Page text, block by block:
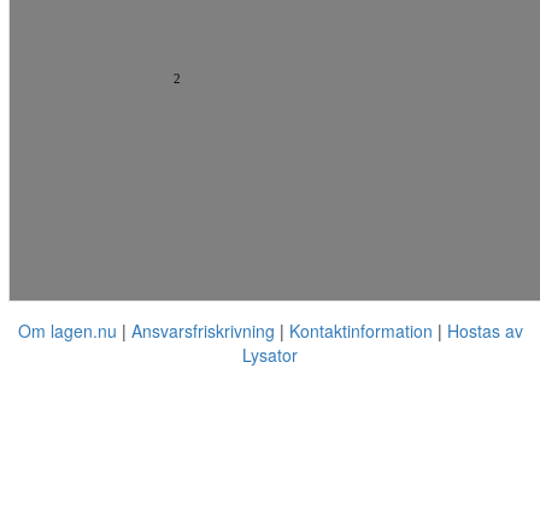
2
Om lagen.nu Ansvarsfriskrivning Kontaktinformation
Hostas av
Lysator